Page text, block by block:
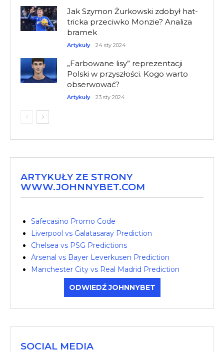
Jak Szymon Żurkowski zdobył hat-
tricka przeciwko Monzie? Analiza
bramek
Artykuły 24 sty 2024
„Farbowane lisy” reprezentacji
Polski w przyszłości. Kogo warto
obserwować?
Artykuły 23 sty 2024
ARTYKUŁY ZE STRONY
WWW.JOHNNYBET.COM
Safecasino Promo Code
Liverpool vs Galatasaray Prediction
Chelsea vs PSG Predictions
Arsenal vs Bayer Leverkusen Prediction
Manchester City vs Real Madrid Prediction
ODWIEDŹ JOHNNYBET
SOCIAL MEDIA